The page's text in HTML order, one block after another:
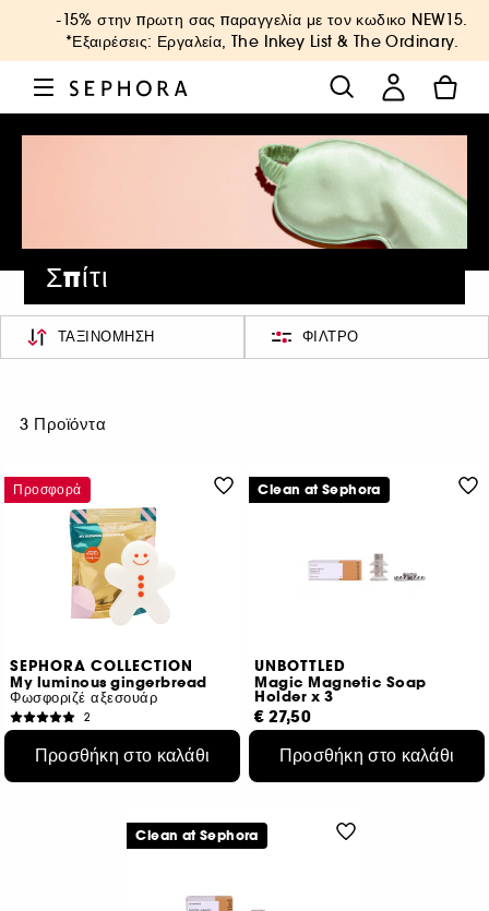
-15% στην πρωτη σας παραγγελία με τον κωδικο NEW15.
*Εξαιρέσεις: Εργαλεία, The Inkey List & The Ordinary.
Σπίτι
ΤΑΞΙΝΌΜΗΣΗ ΦΊΛΤΡΟ
3 Προϊόντα
SEPHORA COLLECTION
My luminous gingerbread
Φωσφοριζέ αξεσουάρ
2
Προσθήκη στο καλάθι
Προσφορά
UNBOTTLED
Magic Magnetic Soap
Holder x 3
€ 27,50
Προσθήκη στο καλάθι
Clean at Sephora
Clean at Sephora